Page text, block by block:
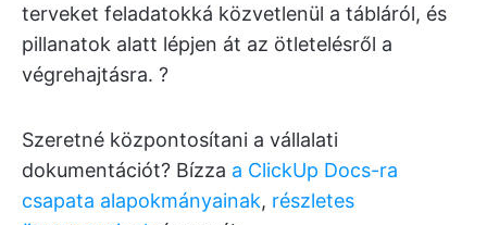
terveket feladatokká közvetlenül a tábláról, és
pillanatok alatt lépjen át az ötletelésről a
végrehajtásra. ?
Szeretné központosítani a vállalati
dokumentációt? Bízza a ClickUp Docs-ra
csapata alapokmányainak, részletes